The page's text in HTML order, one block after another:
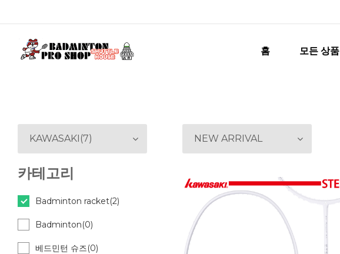
홈 모든 상품
NEW ARRIVAL
KAWASAKI(7)
카테고리
Badminton racket(2)
Badminton(0)
베드민턴 슈즈(0)